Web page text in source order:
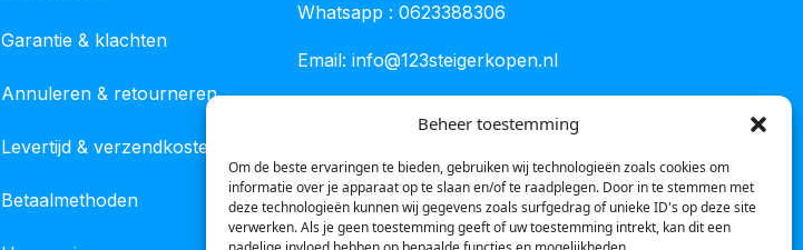
Beheer toestemming
Om de beste ervaringen te bieden, gebruiken wij technologieën zoals cookies om
informatie over je apparaat op te slaan en/of te raadplegen. Door in te stemmen met
deze technologieën kunnen wij gegevens zoals surfgedrag of unieke ID's op deze site
verwerken. Als je geen toestemming geeft of uw toestemming intrekt, kan dit een
Garantie & klachten
Annuleren & retourneren
Levertijd & verzendkosten
Betaalmethoden
Whatsapp : 0623388306
Email: info@123steigerkopen.nl